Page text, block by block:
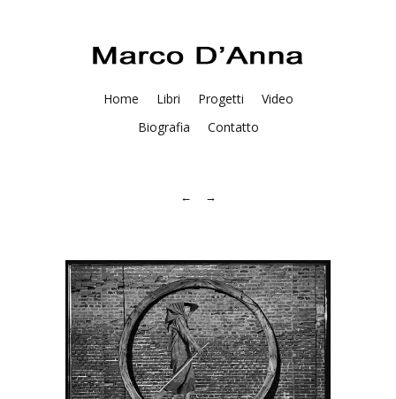
Home Libri Progetti
Video
Biografia
Contatto